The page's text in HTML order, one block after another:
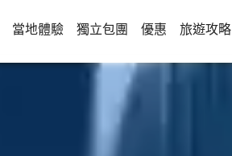
當地體驗 獨立包團 優惠 旅遊攻略